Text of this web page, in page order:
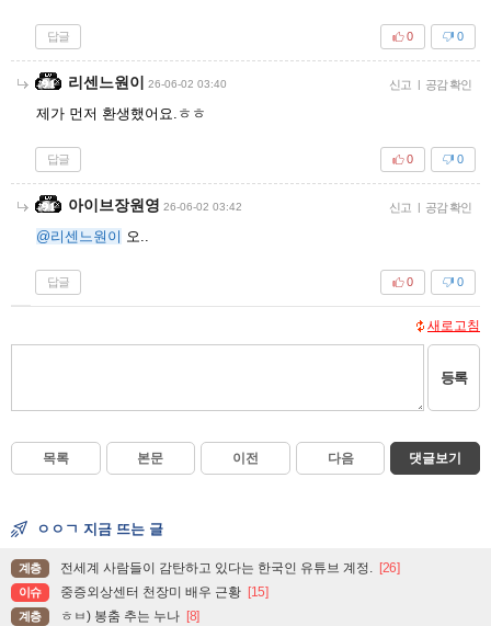
답글 0
0
리센느원이 26-06-02 03:40 신고 | 공감 확인
제가 먼저 환생했어요.ㅎㅎ
답글 0
0
아이브장원영 26-06-02 03:42 신고 | 공감 확인
@리센느원이 오..
답글 0
0
새로고침
등록
목록 본문 이전 다음 댓글보기
ㅇㅇㄱ 지금 뜨는 글
계층 전세계 사람들이 감탄하고 있다는 한국인 유튜브 계정. [26]
이슈 중증외상센터 천장미 배우 근황 [15]
계층 ㅎㅂ) 봉춤 추는 누나 [8]